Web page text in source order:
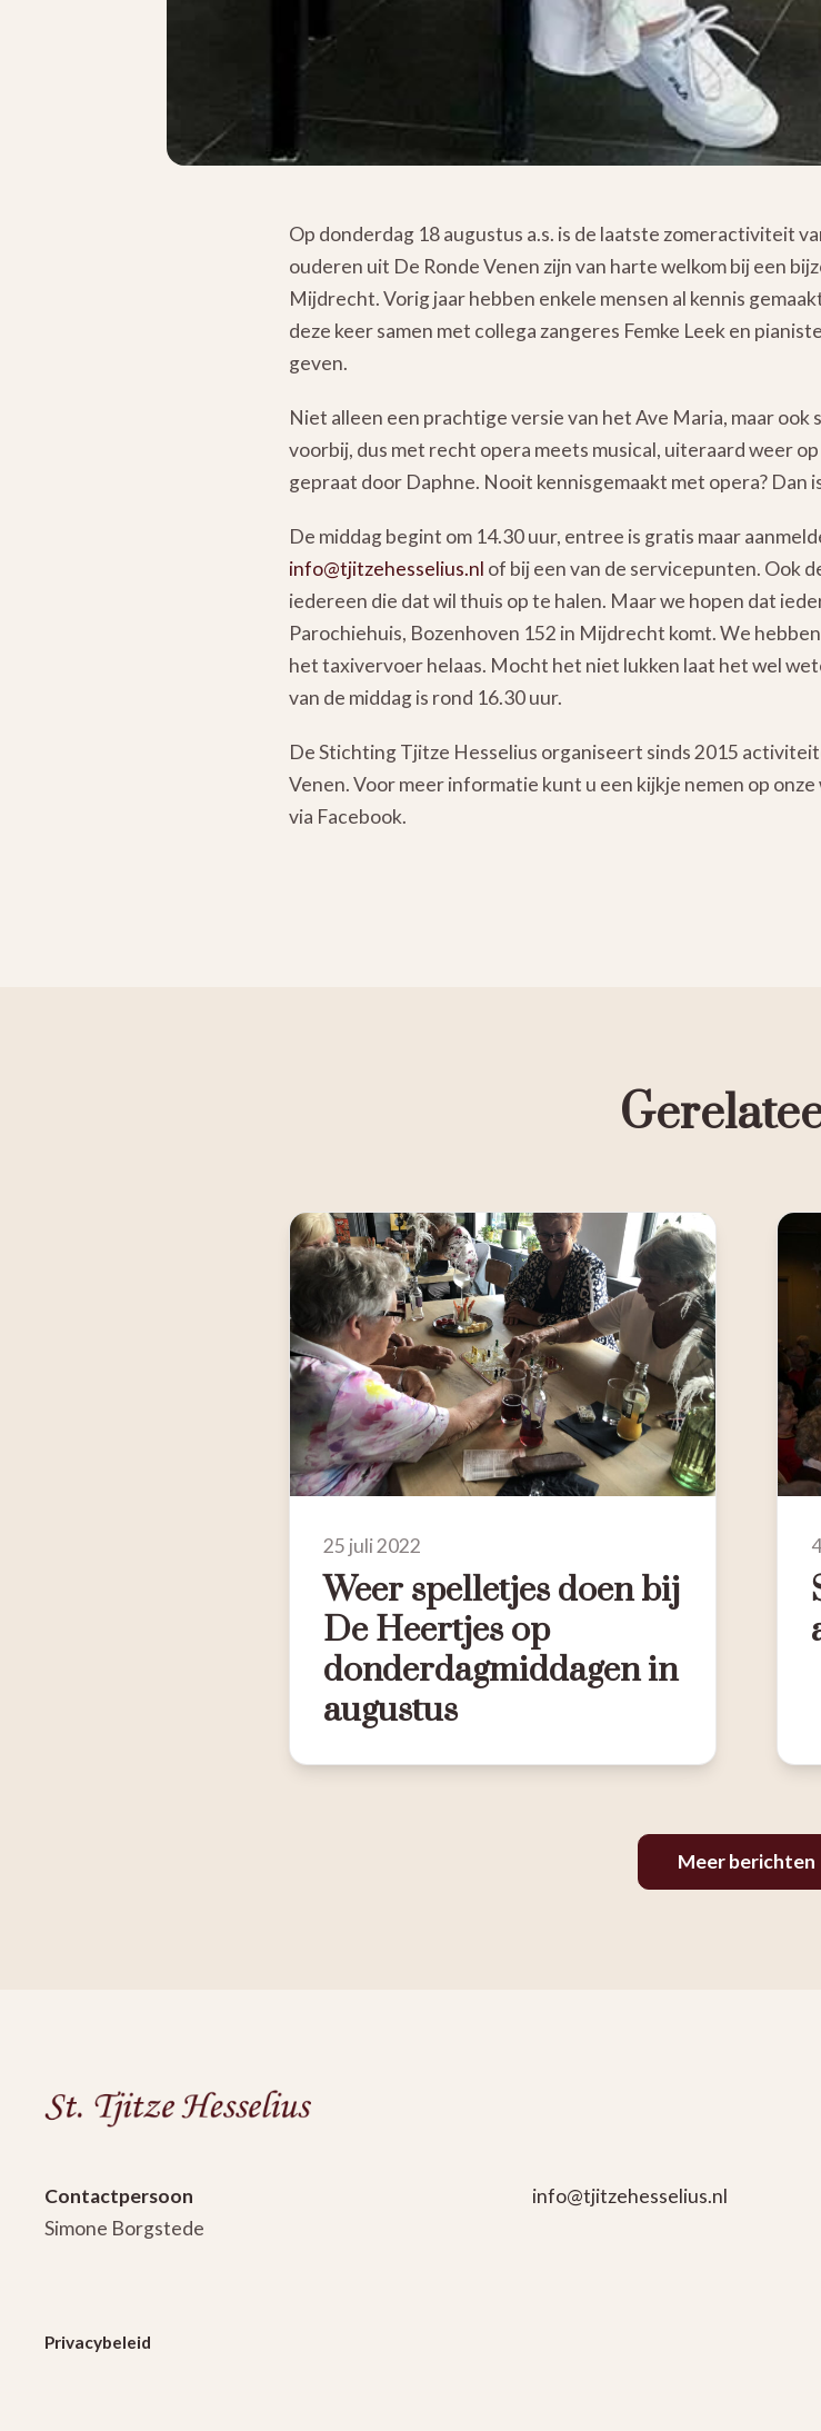
Op donderdag 18 augustus a.s. is de laatste zomeractiviteit
ouderen uit De Ronde Venen zijn van harte welkom bij een
Mijdrecht. Vorig jaar hebben enkele mensen al kennis
deze keer samen met collega zangeres Femke Leek en
geven.
Niet alleen een prachtige versie van het Ave Maria, maar ook
voorbij, dus met recht opera meets musical, uiteraard weer
gepraat door Daphne. Nooit kennisgemaakt met opera? Dan
De middag begint om 14.30 uur, entree is gratis maar
info@tjitzehesselius.nl of bij een van de servicepunten. Ook
iedereen die dat wil thuis op te halen. Maar we hopen dat
Parochiehuis, Bozenhoven 152 in Mijdrecht komt. We
het taxivervoer helaas. Mocht het niet lukken laat het wel
van de middag is rond 16.30 uur.
De Stichting Tjitze Hesselius organiseert sinds 2015
Venen. Voor meer informatie kunt u een kijkje nemen op
via Facebook.
25 juli 2022
Weer spelletjes doen bij
De Heertjes op
donderdagmiddagen in
augustus
Meer berichten
Hesselius
gaat
Opera
meets
Contactpersoon
Simone Borgstede
info@tjitzehesselius.nl
Privacybeleid